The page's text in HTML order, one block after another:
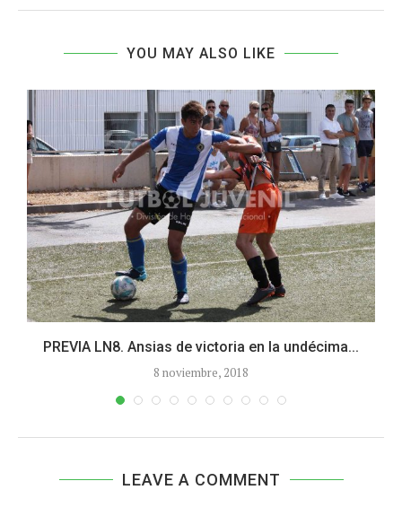
YOU MAY ALSO LIKE
PREVIA LN8. Ansias de victoria en la undécima...
8 noviembre, 2018
LEAVE A COMMENT